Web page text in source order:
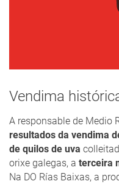
Vendima
A responsable de Medio
resultados da vendima
de quilos de uva
orixe galegas, a terceira
Na DO Rías Baixas, a